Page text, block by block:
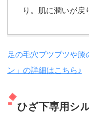
り。肌に潤いが戻
足の毛穴ブツブツや
ン」の詳細はこちら♪
ひざ下専用シ